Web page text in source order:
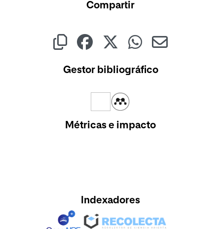
Compartir
Gestor bibliográfico
Métricas e impacto
Indexadores